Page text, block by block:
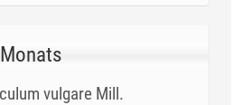
vulgare Mill.